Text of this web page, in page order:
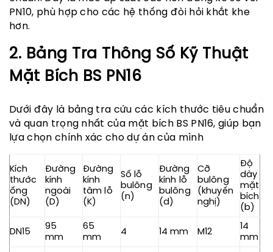
PN10, phù hợp cho các hệ thống đòi hỏi khắt khe
hơn.
2. Bảng Tra Thông Số Kỹ Thuật
Mặt Bích BS PN16
Dưới đây là bảng tra cứu các kích thước tiêu chuẩn
và quan trọng nhất của mặt bích BS PN16, giúp bạn
lựa chọn chính xác cho dự án của mình
Kích
thước
ống
(DN)
Đường
kính
ngoài
(D)
Đường
kính
tâm lỗ
(K)
Số lỗ
bulông
(n)
Đường
kính lỗ
bulông
(d)
Cỡ
bulông
(khuyến
nghị)
Độ
dày
mặt
bích
(b)
DN15
95
mm
65
mm
4 14 mm M12
14
mm